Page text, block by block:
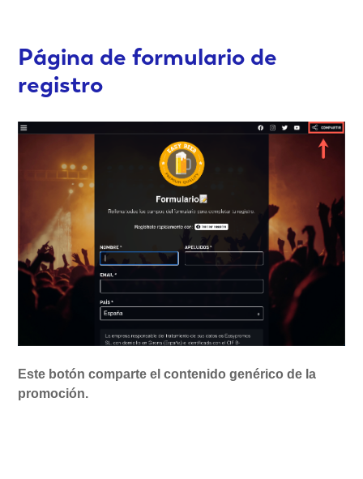
Página de formulario de
registro
Este botón comparte el contenido genérico de la
promoción.